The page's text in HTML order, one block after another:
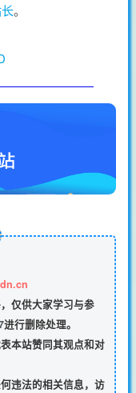
。
仅供大家学习与参
进行删除处理。
本站赞同其观点和对
违法的相关信息，访